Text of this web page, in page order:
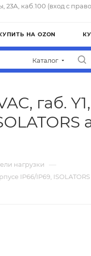
каб.100 (вход с
НА OZON
Каталог
габ.
нагрузки —
IP66/IP69, ISOLATORS